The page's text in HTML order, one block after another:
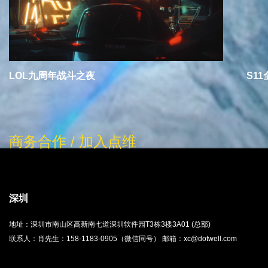
LOL九周年战斗之夜 S11
商务合作 / 加入点维
深圳
地址：深圳市南山区高新南七道深圳软件园T3栋3楼3A01 (总部)
联系人：肖先生：158-1183-0905（微信同号） 邮箱：xc@dotwell.com